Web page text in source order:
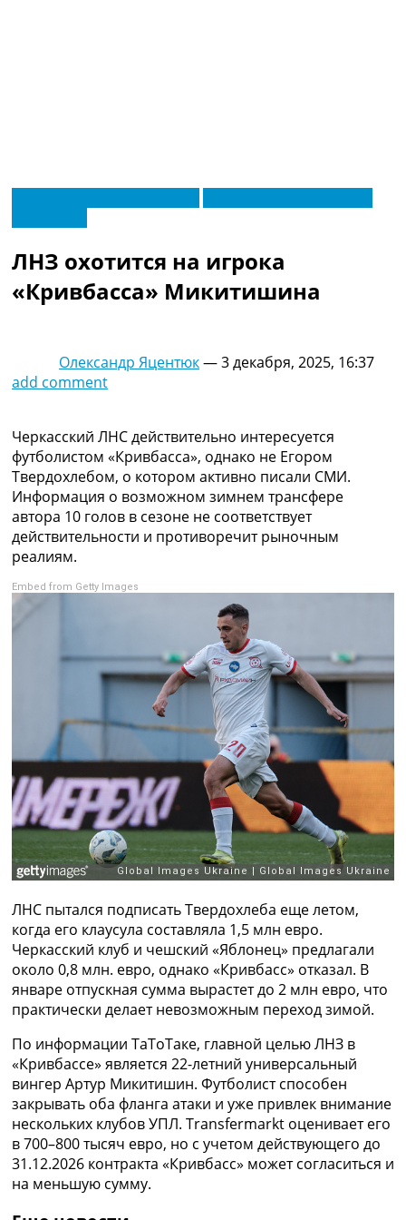
МенюГлавная
Видео
Трансферы
Новости футбола Украины
Логин
Рейтинги
Турниры
Чемпионат Мира
Украина. Премьер-Лига
Украина. Первая Лига
Лига Чемпионов
Англия. Премьер Лига
Другие Турниры >>>
Таблицы групп Чемпионата Мира
Украина. Премьер-Лига
Украина. Первая Лига
Лига Чемпионов. Таблицы групп
Англия. Премьер-Лига
Испания. Ла Лига
Все таблицы >>>
Рейтинги
Рейтинг стран УЕФА
Рейтинг клубов УЕФА
Рейтинг ФИФА
ТВ программа
RU
Categories
Главная
Новости футбола
Видео
Трансферы
Новости футбола Украины
Последние комментарии
Конкурс прогнозов
Логин
Рейтинги
Правила
Коллективный прогноз
Турниры
Чемпионат Мира
ЛНЗ охотится на игрока
«Кривбасса» Микитишина
Олександр Яцентюк—3 декабря, 2025, 16:37
add comment
Черкасский ЛНС действительно интересуется
футболистом «Кривбасса», однако не Егором
Твердохлебом, о котором активно писали СМИ.
Информация о возможном зимнем трансфере
автора 10 голов в сезоне не соответствует
действительности и противоречит рыночным
реалиям.
Embed from Getty Images
ЛНС пытался подписать Твердохлеба еще летом,
когда его клаусула составляла 1,5 млн евро.
Черкасский клуб и чешский «Яблонец» предлагали
около 0,8 млн. евро, однако «Кривбасс» отказал. В
январе отпускная сумма вырастет до 2 млн евро, что
практически делает невозможным переход зимой.
По информации ТаТоТаке, главной целью ЛНЗ в
«Кривбассе» является 22-летний универсальный
вингер Артур Микитишин. Футболист способен
закрывать оба фланга атаки и уже привлек внимание
нескольких клубов УПЛ. Transfermarkt оценивает его
в 700–800 тысяч евро, но с учетом действующего до
31.12.2026 контракта «Кривбасс» может согласиться и
на меньшую сумму.